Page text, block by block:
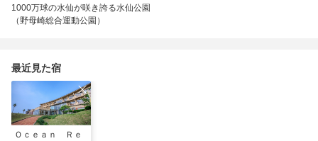
1000万球の水仙が咲き誇る水仙公園
（野母崎総合運動公園）
最近見た宿
Ｏｃｅａｎ Ｒｅ